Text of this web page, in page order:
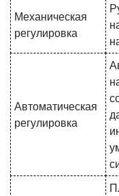
Механическая
регулировка
Автоматическая
регулировка